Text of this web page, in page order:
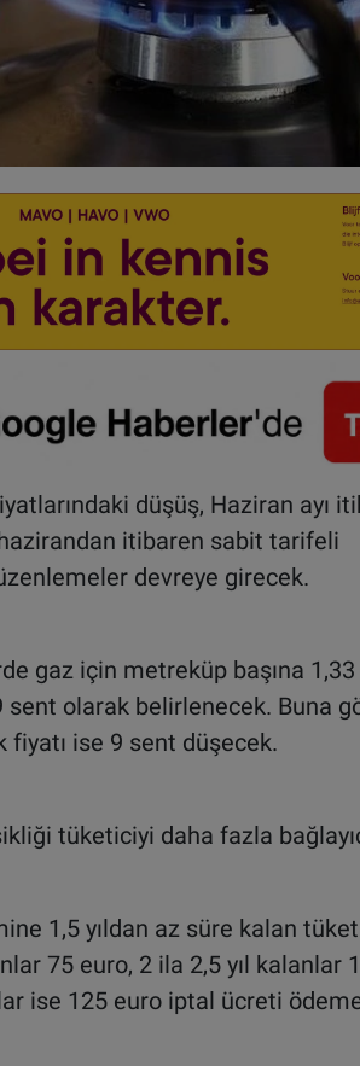
düşüş, Haziran ayı
hazirandan itibaren sabit tarifeli
devreye girecek.
gaz için metreküp başına 1,33
olarak belirlenecek. Buna
fiyatı ise 9 sent düşecek.
tüketiciyi daha fazla
1,5 yıldan az süre kalan
75 euro, 2 ila 2,5 yıl kalanlar
ise 125 euro iptal ücreti